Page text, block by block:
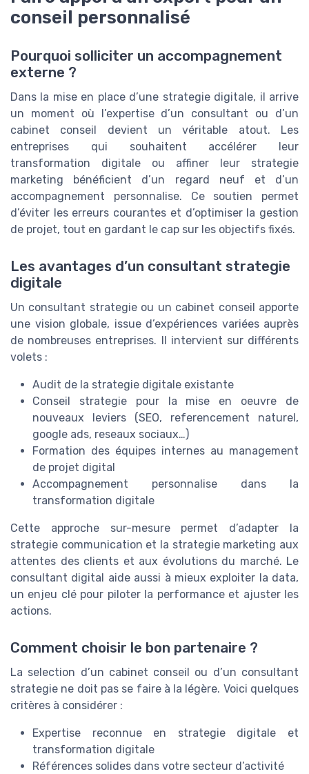
conseil personnalisé
Pourquoi solliciter un accompagnement
externe ?
Dans la mise en place d’une strategie digitale, il arrive
un moment où l’expertise d’un consultant ou d’un
cabinet conseil devient un véritable atout. Les
entreprises qui souhaitent accélérer leur
transformation digitale ou affiner leur strategie
marketing bénéficient d’un regard neuf et d’un
accompagnement personnalise. Ce soutien permet
d’éviter les erreurs courantes et d’optimiser la gestion
de projet, tout en gardant le cap sur les objectifs fixés.
Les avantages d’un consultant strategie
digitale
Un consultant strategie ou un cabinet conseil apporte
une vision globale, issue d’expériences variées auprès
de nombreuses entreprises. Il intervient sur différents
volets :
Audit de la strategie digitale existante
Conseil strategie pour la mise en oeuvre de
nouveaux leviers (SEO, referencement naturel,
google ads, reseaux sociaux…)
Formation des équipes internes au management
de projet digital
Accompagnement personnalise dans la
transformation digitale
Cette approche sur-mesure permet d’adapter la
strategie communication et la strategie marketing aux
attentes des clients et aux évolutions du marché. Le
consultant digital aide aussi à mieux exploiter la data,
un enjeu clé pour piloter la performance et ajuster les
actions.
Comment choisir le bon partenaire ?
La selection d’un cabinet conseil ou d’un consultant
strategie ne doit pas se faire à la légère. Voici quelques
critères à considérer :
Expertise reconnue en strategie digitale et
transformation digitale
Références solides dans votre secteur d’activité